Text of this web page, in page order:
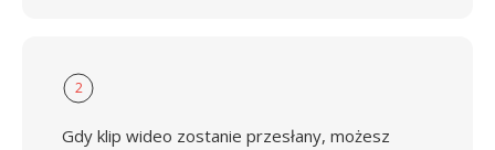
2
Gdy klip wideo zostanie przesłany, możesz